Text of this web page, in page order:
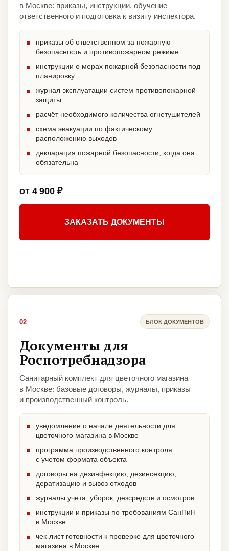
в Москве: приказы, инструкции, обучение
ответственного и подготовка к визиту инспектора.
приказы об ответственном за пожарную
безопасность и противопожарном режиме
инструкции о мерах пожарной безопасности под
планировку
журнал эксплуатации систем противопожарной
защиты
расчёт необходимого количества огнетушителей
схема эвакуации по фактическому
расположению выходов
декларация пожарной безопасности, когда она
обязательна
от 4 900 ₽
ЗАКАЗАТЬ ДОКУМЕНТЫ
02 БЛОК ДОКУМЕНТОВ
Документы для
Роспотребнадзора
Санитарный комплект для цветочного магазина
в Москве: базовые договоры, журналы, приказы
и производственный контроль.
уведомление о начале деятельности для
цветочного магазина в Москве
программа производственного контроля
с учетом формата объекта
договоры на дезинфекцию, дезинсекцию,
дератизацию и вывоз отходов
журналы учета, уборок, дезсредств и осмотров
инструкции и приказы по требованиям СанПиН
в Москве
чек-лист готовности к проверке для цветочного
магазина в Москве